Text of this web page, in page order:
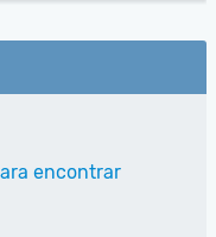
encontrar